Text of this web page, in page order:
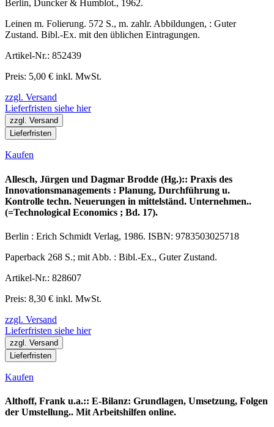
Berlin, Duncker & Humblot., 1962.
Leinen m. Folierung. 572 S., m. zahlr. Abbildungen, : Guter
Zustand. Bibl.-Ex. mit den üblichen Eintragungen.
Artikel-Nr.: 852439
Preis: 5,00 € inkl. MwSt.
zzgl. Versand
Lieferfristen siehe hier
zzgl. Versand
Lieferfristen
Kaufen
Allesch, Jürgen und Dagmar Brodde (Hg.):: Praxis des
Innovationsmanagements : Planung, Durchführung u.
Kontrolle techn. Neuerungen in mittelständ. Unternehmen..
(=Technological Economics ; Bd. 17).
Berlin : Erich Schmidt Verlag, 1986. ISBN: 9783503025718
Paperback 268 S.; mit Abb. : Bibl.-Ex., Guter Zustand.
Artikel-Nr.: 828607
Preis: 8,30 € inkl. MwSt.
zzgl. Versand
Lieferfristen siehe hier
zzgl. Versand
Lieferfristen
Kaufen
Althoff, Frank u.a.:: E-Bilanz: Grundlagen, Umsetzung, Folgen
der Umstellung.. Mit Arbeitshilfen online.